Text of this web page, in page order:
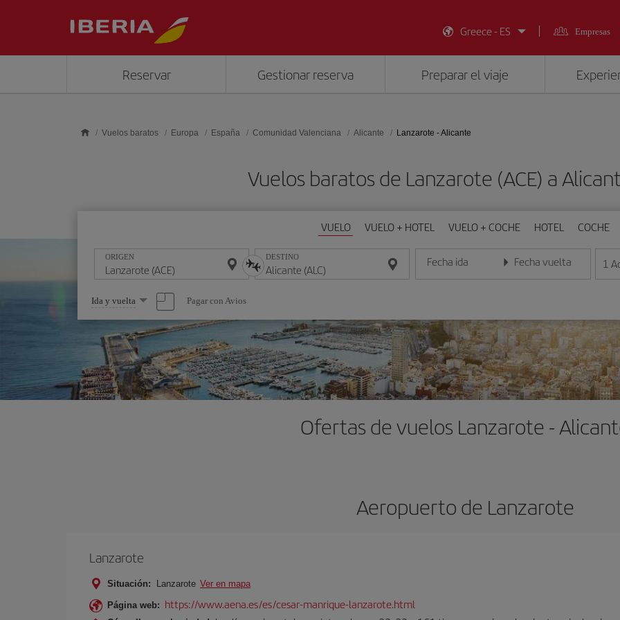
Greece - ES
Empresas
Reservar Gestionar reserva Preparar el viaje
Vuelos baratos Europa España Comunidad Valenciana Alicante Lanzarote - Alicante
Vuelos baratos de Lanzarote (ACE) a
VUELO VUELO + HOTEL VUELO + COCHE HOTEL COCHE
ORIGEN DESTINO Fecha ida
Introduce la fecha en formato día/mes/año
Fecha vuelta
Introduce la fecha en 1
Seleccione
una
opción
Ida y vuelta Pagar con Avios
Ofertas de vuelos Lanzarote -
Aeropuerto de Lanzarote
Lanzarote
Situación: Lanzarote Ver en mapa
Página web: https://www.aena.es/es/cesar-manrique-lanzarote.html